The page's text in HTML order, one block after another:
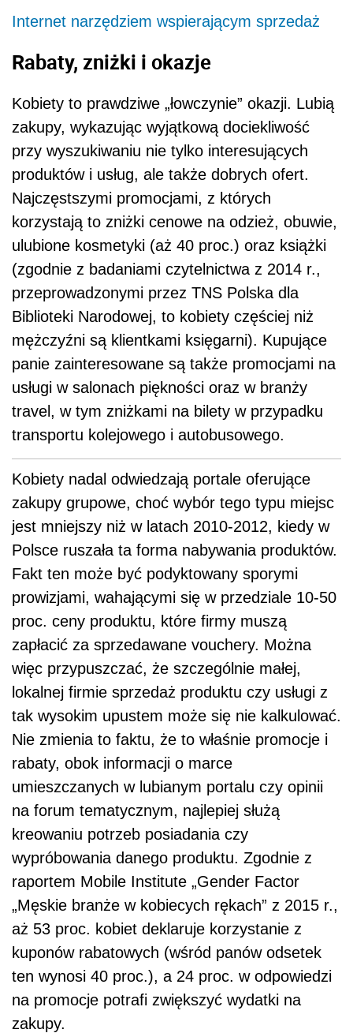
Internet narzędziem wspierającym sprzedaż
Rabaty, zniżki i okazje
Kobiety to prawdziwe „łowczynie” okazji. Lubią
zakupy, wykazując wyjątkową dociekliwość
przy wyszukiwaniu nie tylko interesujących
produktów i usług, ale także dobrych ofert.
Najczęstszymi promocjami, z których
korzystają to zniżki cenowe na odzież, obuwie,
ulubione kosmetyki (aż 40 proc.) oraz książki
(zgodnie z badaniami czytelnictwa z 2014 r.,
przeprowadzonymi przez TNS Polska dla
Biblioteki Narodowej, to kobiety częściej niż
mężczyźni są klientkami księgarni). Kupujące
panie zainteresowane są także promocjami na
usługi w salonach piękności oraz w branży
travel, w tym zniżkami na bilety w przypadku
transportu kolejowego i autobusowego.
Kobiety nadal odwiedzają portale oferujące
zakupy grupowe, choć wybór tego typu miejsc
jest mniejszy niż w latach 2010-2012, kiedy w
Polsce ruszała ta forma nabywania produktów.
Fakt ten może być podyktowany sporymi
prowizjami, wahającymi się w przedziale 10-50
proc. ceny produktu, które firmy muszą
zapłacić za sprzedawane vouchery. Można
więc przypuszczać, że szczególnie małej,
lokalnej firmie sprzedaż produktu czy usługi z
tak wysokim upustem może się nie kalkulować.
Nie zmienia to faktu, że to właśnie promocje i
rabaty, obok informacji o marce
umieszczanych w lubianym portalu czy opinii
na forum tematycznym, najlepiej służą
kreowaniu potrzeb posiadania czy
wypróbowania danego produktu. Zgodnie z
raportem Mobile Institute „Gender Factor
„Męskie branże w kobiecych rękach” z 2015 r.,
aż 53 proc. kobiet deklaruje korzystanie z
kuponów rabatowych (wśród panów odsetek
ten wynosi 40 proc.), a 24 proc. w odpowiedzi
na promocje potrafi zwiększyć wydatki na
zakupy.